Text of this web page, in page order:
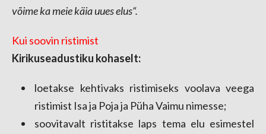
võime ka meie käia uues elus“.
Kui soovin ristimist
Kirikuseadustiku kohaselt:
loetakse kehtivaks ristimiseks voolava veega
ristimist Isa ja Poja ja Püha Vaimu nimesse;
soovitavalt ristitakse laps tema elu esimestel